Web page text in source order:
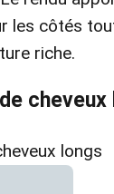
les côtés
riche.
cheveux